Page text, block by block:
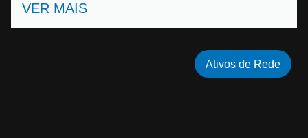
VER MAIS
Ativos de Rede